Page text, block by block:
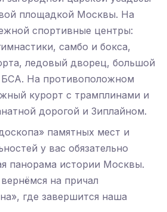
площадкой Москвы. На
спортивные центры:
самбо и бокса,
ледовый дворец, большой
БСА. На противоположном
курорт с трамплинами и
дорогой и Зиплайном.
памятных мест и
у вас обязательно
панорама истории Москвы.
на причал
где завершится наша